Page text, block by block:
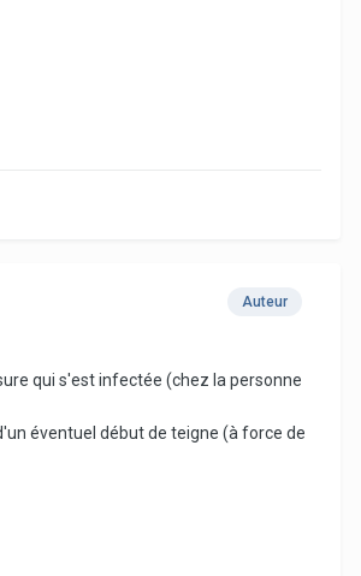
Auteur
qui s'est infectée (chez la personne
éventuel début de teigne (à force de